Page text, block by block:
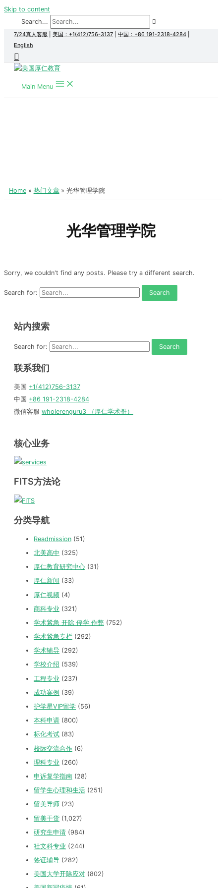
Skip to content
Search...
7/24真人客服 美国：+1(412)756-3137 中国：+86 191-2318-4284
English
Main Menu
Home 热门文章 光华管理学院
光华管理学院
Sorry, we couldn't find any posts. Please try a different search.
Search for:
站内搜索
Search for:
联系我们
美国 +1(412)756-3137
中国 +86 191-2318-4284
微信客服 wholerenguru3 （厚仁学术哥）
核心业务
FITS方法论
分类导航
Readmission (51)
北美高中 (325)
厚仁教育研究中心 (31)
厚仁新闻 (33)
厚仁视频 (4)
商科专业 (321)
学术紧急 开除 停学 作弊 (752)
学术紧急专栏 (292)
学术辅导 (292)
学校介绍 (539)
工程专业 (237)
成功案例 (39)
护学星VIP留学 (56)
本科申请 (800)
标化考试 (83)
校际交流合作 (6)
理科专业 (260)
申诉复学指南 (28)
留学生心理和生活 (251)
留美导师 (23)
留美干货 (1,027)
研究生申请 (984)
社文科专业 (244)
签证辅导 (282)
美国大学开除应对 (802)